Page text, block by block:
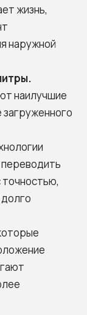
жизнь,
наружной
наилучшие